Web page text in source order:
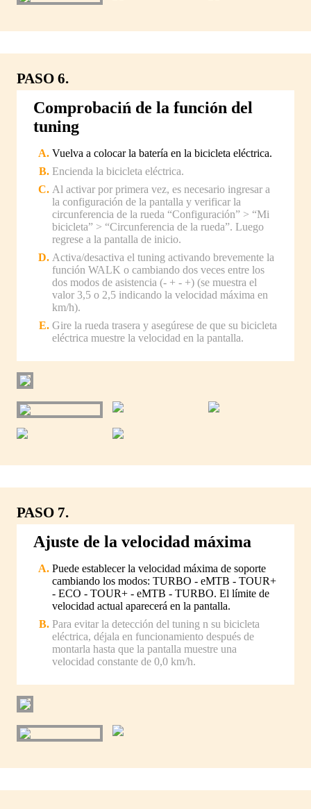
PASO 6.
Comprobaciń de la función del
tuning
Vuelva a colocar la batería en la bicicleta eléctrica.
Encienda la bicicleta eléctrica.
Al activar por primera vez, es necesario ingresar a
la configuración de la pantalla y verificar la
circunferencia de la rueda “Configuración” > “Mi
bicicleta” > “Circunferencia de la rueda”. Luego
regrese a la pantalla de inicio.
Activa/desactiva el tuning activando brevemente la
función WALK o cambiando dos veces entre los
dos modos de asistencia (- + - +) (se muestra el
valor 3,5 o 2,5 indicando la velocidad máxima en
km/h).
Gire la rueda trasera y asegúrese de que su bicicleta
eléctrica muestre la velocidad en la pantalla.
PASO 7.
Ajuste de la velocidad máxima
Puede establecer la velocidad máxima de soporte
cambiando los modos: TURBO - eMTB - TOUR+
- ECO - TOUR+ - eMTB - TURBO. El límite de
velocidad actual aparecerá en la pantalla.
Para evitar la detección del tuning n su bicicleta
eléctrica, déjala en funcionamiento después de
montarla hasta que la pantalla muestre una
velocidad constante de 0,0 km/h.